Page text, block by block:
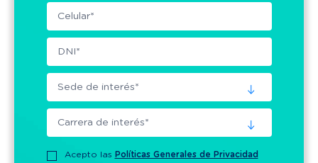
Acepto las Políticas Generales de Privacidad